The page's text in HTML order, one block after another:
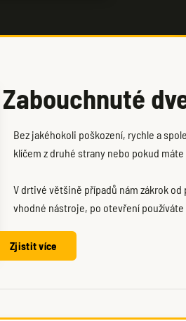
Zabouchnuté
Bez jakéhokoli poškození, rychle a
klíčem z druhé strany nebo pokud
V drtivé většině případů nám zákrok
vhodné nástroje, po otevření
Zjistit více